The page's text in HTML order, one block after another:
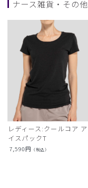
ナース雑貨・その他
レディース:クールコア ア
イスパックT
7,590円 （税込）